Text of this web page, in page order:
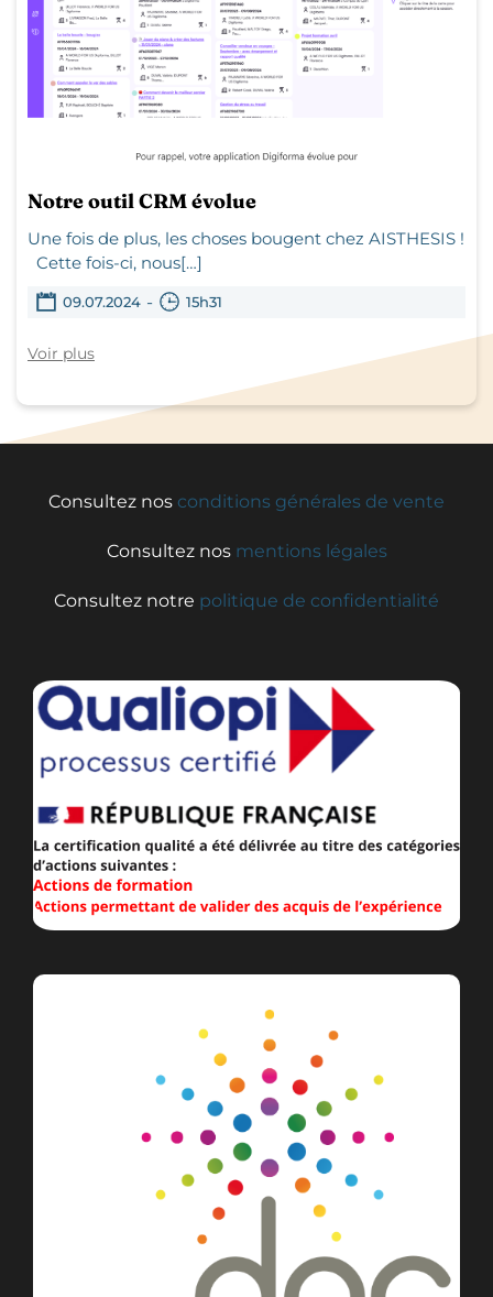
Notre outil CRM évolue
Une fois de plus, les choses bougent chez AISTHESIS !
Cette fois-ci, nous[…]
09.07.2024 - 15h31
Voir plus
Consultez nos conditions générales de vente
Consultez nos mentions légales
Consultez notre politique de confidentialité